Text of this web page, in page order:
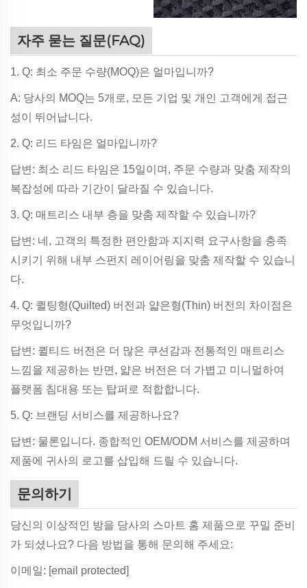
자주 묻는 질문(FAQ)
1. Q: 최소 주문 수량(MOQ)은 얼마입니까?
A: 당사의 MOQ는 5개로, 모든 기업 및 개인 고객에게 접근
성이 뛰어납니다.
2. Q: 리드 타임은 얼마입니까?
답변: 최소 리드 타임은 15일이며, 주문 수량과 맞춤 제작의
복잡성에 따라 기간이 달라질 수 있습니다.
3. Q: 매트리스 내부 층을 맞춤 제작할 수 있습니까?
답변: 네, 고객의 특정한 편안함과 지지력 요구사항을 충족
시키기 위해 내부 스펀지 레이어링을 맞춤 제작할 수 있습니
다.
4. Q: 퀼팅형(Quilted) 버전과 얇은형(Thin) 버전의 차이점은
무엇입니까?
답변: 퀼티드 버전은 더 많은 쿠션감과 전통적인 매트리스
느낌을 제공하는 반면, 얇은 버전은 더 가볍고 미니멀하여
플랫폼 침대용 또는 탑퍼로 적합합니다.
5. Q: 브랜딩 서비스를 제공하나요?
답변: 물론입니다. 종합적인 OEM/ODM 서비스를 제공하며
제품에 귀사의 로고를 삽입해 드릴 수 있습니다.
문의하기
당신의 이상적인 방을 당사의 스마트 홈 제품으로 꾸밀 준비
가 되셨나요? 다음 방법을 통해 문의해 주세요:
이메일: [email protected]